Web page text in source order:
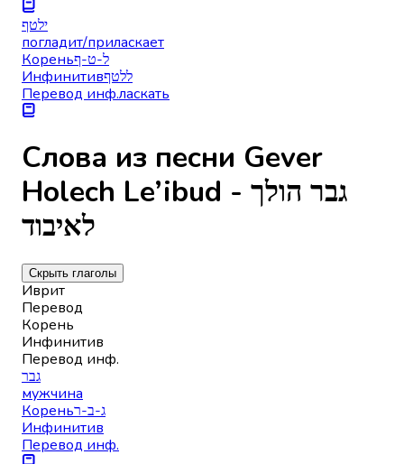
ילטף
погладит/приласкает
Кореньל-ט-ף
Инфинитивללטף
Перевод инф.ласкать
Слова из песни Gever
Holech Le’ibud - גבר הולך
לאיבוד
Скрыть глаголы
Иврит
Перевод
Корень
Инфинитив
Перевод инф.
גבר
мужчина
Кореньג-ב-ר
Инфинитив
Перевод инф.